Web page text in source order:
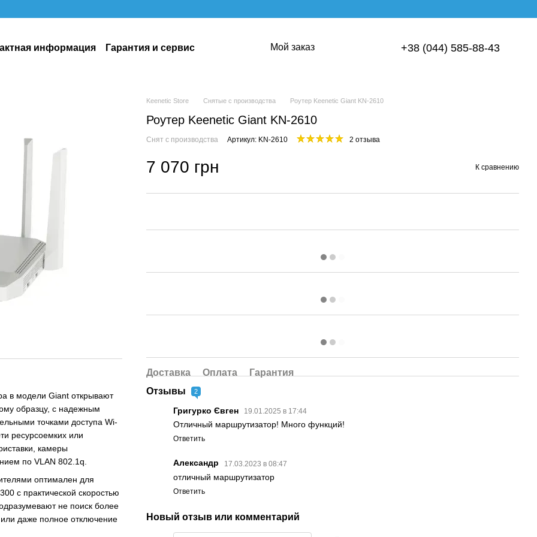
информация
Гарантия и сервис
Мой заказ +38 (044) 585-88-43
в модели Giant открывают
образцу, с надежным
точками доступа Wi-
ресурсоемких или
камеры
по VLAN 802.1q.
оптимален для
с практической скоростью
не поиск более
даже полное отключение
Keenetic Store Снятые с производства Роутер Keenetic Giant KN-2610
Роутер Keenetic Giant KN-2610
Снят с производства Артикул: KN-2610 2 отзыва
7 070 грн К сравнению
Доставка Оплата
Гарантия
Отзывы
2
Григурко Євген 19.01.2025 в 17:44
Отличный маршрутизатор! Много функций!
Ответить
Александр 17.03.2023 в 08:47
отличный маршрутизатор
Ответить
Новый отзыв или комментарий